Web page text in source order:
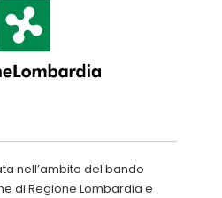
nell’ambito del bando
di Regione Lombardia e